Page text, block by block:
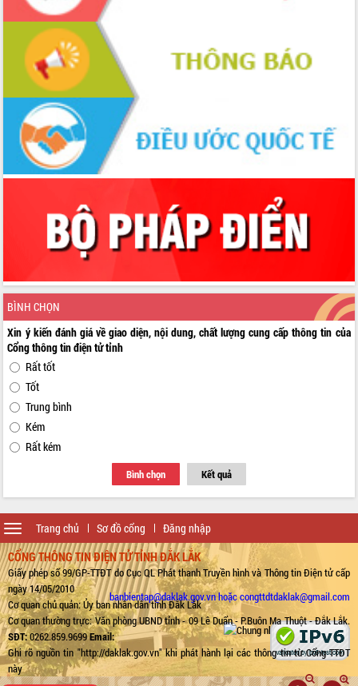
BÌNH CHỌN
Xin ý kiến đánh giá về giao diện, nội dung, chất lượng cung cấp thông tin của
Cổng thông tin điện tử tỉnh
Rất tốt
Tốt
Trung bình
Kém
Rất kém
Bình chọn Kết quả
Trang chủ Sơ đồ cổng Đăng nhập
Toggle
navigation
CỔNG THÔNG TIN ĐIỆN TỬ TỈNH ĐẮK LẮK
Giấy phép số 99/GP-TTĐT do Cục QL Phát thanh Truyền hình và Thông tin Điện tử cấp
ngày 14/05/2010
Cơ quan chủ quản: Ủy ban nhân dân tỉnh Đắk Lắk
Cơ quan thường trực: Văn phòng UBND tỉnh - 09 Lê Duẩn - P.Buôn Ma Thuột - Đắk Lắk.
SĐT:0262.859.9699Email:
banbientap@daklak.gov.vn hoặc congttdtdaklak@gmail.com
Ghi rõ nguồn tin "http://daklak.gov.vn" khi phát hành lại các thông tin từ Cổng TTĐT
này